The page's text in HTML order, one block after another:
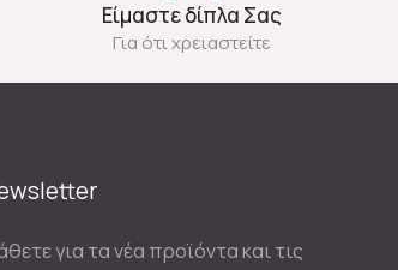
Είμαστε δίπλα Σας
Για ότι χρειαστείτε
για τα νέα προϊόντα και τις